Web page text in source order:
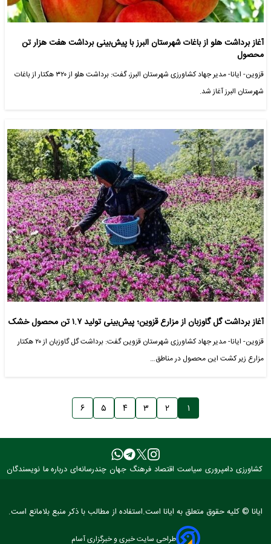
آغاز برداشت هلو از باغات شهرستان البرز با پیش‌بینی برداشت هفت هزار تن
محصول
قزوین- ایانا- مدیر جهاد کشاورزی شهرستان البرز، گفت: برداشت هلو از ۳۲۰ هکتار از باغات
شهرستان البرز آغاز شد.
آغاز برداشت گل گاوزبان از مزارع قزوین؛ پیش‌بینی تولید ۱.۷ تن محصول خشک
قزوین- ایانا- مدیر جهاد کشاورزی شهرستان قزوین گفت: برداشت گل گاوزبان از ۲۰ هکتار
مزارع زیر کشت این محصول در مناطق…
۱ ۲ ۳ ۴ ۵ ۶
کشاورزی دامپروری سیاست اقتصاد فرهنگ جهان چندرسانه‌ای درباره ما نویسندگان
ایانا © کلیه حقوق متعلق به ایانا است.استفاده از مطالب با ذکر منبع بلامانع است.
طراحی سایت خبری و خبرگزاری آسام